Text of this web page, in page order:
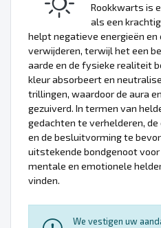
Rookkwarts is
als een
helpt negatieve energieën
verwijderen, terwijl het een
aarde en de fysieke realiteit
kleur absorbeert en
trillingen, waardoor de aura
gezuiverd. In termen van
gedachten te verhelderen,
en de besluitvorming te
uitstekende bondgenoot
mentale en emotionele
vinden.
We vestigen uw